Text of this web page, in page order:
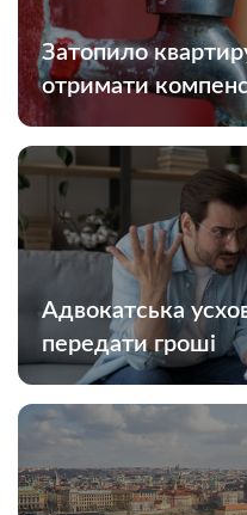
Затопило
отримати
Адвокатська
передати гроші